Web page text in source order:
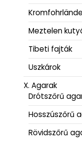
Meztelen
Tibeti fajták
Uszkárok
X. Agarak
Drótszőrű
Hosszúszőrű
Rövidszőrű